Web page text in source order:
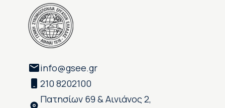
info@gsee.gr
210 8202100
Πατησίων 69 & Αινιάνος 2,